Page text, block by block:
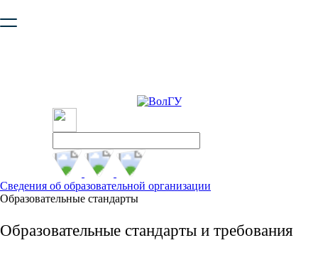
безопасную работу с сайтом. Пожалуйста
Сведения об образовательной организации
Образовательные стандарты
Образовательные стандарты и требования